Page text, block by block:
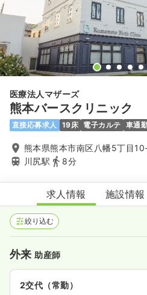
医療法人マザーズ
熊本バースクリニック
直接応募求人 19床 電子カルテ 車通
熊本県熊本市南区八幡5丁目
川尻駅
8分
熊本バース
求人情報 施設情報
絞り込む
外来 助産師
2交代（常勤）